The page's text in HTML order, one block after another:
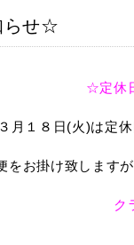
らせ☆
☆定休
３月１８日(火)は定
をお掛け致します
ク